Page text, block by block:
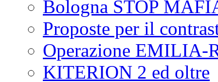
Bologna STOP
Proposte per il
Operazione EMILIA-
KITERION 2 ed oltre